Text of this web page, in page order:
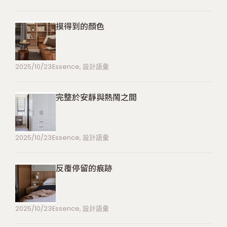
摸得到的顏色
2025/10/23Essence, 設計語彙
完整於安靜與熱鬧之間
2025/10/23Essence, 設計語彙
反覆停留的痕跡
2025/10/23Essence, 設計語彙